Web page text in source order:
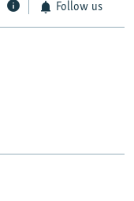
Follow us